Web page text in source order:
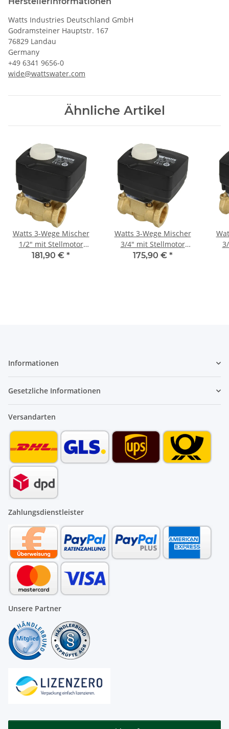
Watts Industries Deutschland GmbH
Godramsteiner Hauptstr. 167
76829 Landau
Germany
+49 6341 9656-0
wide@wattswater.com
Ähnliche Artikel
Watts 3-Wege Mischer
1/2" mit Stellmotor
Messing V3GB 15 Kvs 2,5
181,90 € *
Watts 3-Wege Mischer
3/4" mit Stellmotor
Messing V3GB 20 Kvs 4,0
175,90 € *
Informationen
Gesetzliche Informationen
Versandarten
Zahlungsdienstleister
Unsere Partner